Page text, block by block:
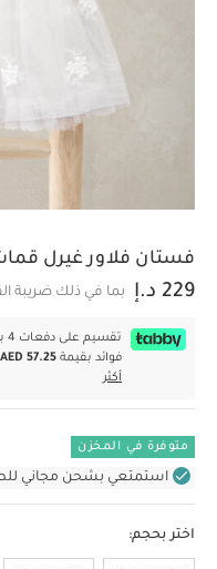
فستان فلاور غيرل
229 د.إ بما في ذلك ضريبة
فوائد بقيمة AED 57.25.
أكثر
متوفرة في المخزن
استمتعي بشحن مجاني للطلبات
اختر بحجم: